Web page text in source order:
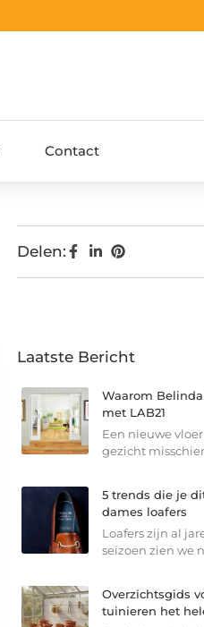
Contact
Delen:
Laatste Bericht
Waarom
met LAB21
Een nieuwe
gezicht
5 trends die je
dames loafers
Loafers zijn al
seizoen zien we
Overzichtsgids
tuinieren het